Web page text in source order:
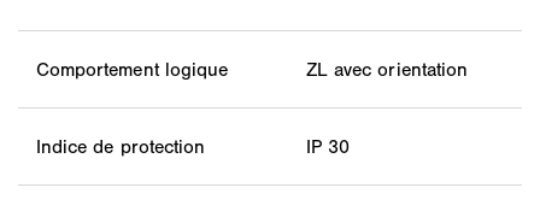
Comportement logique ZL avec orientation
Indice de protection IP 30